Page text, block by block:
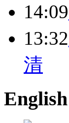
14:09
13:32
清